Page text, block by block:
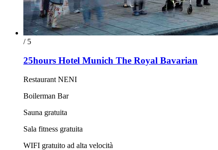
/ 5
25hours Hotel Munich The Royal Bavarian
Restaurant NENI
Boilerman Bar
Sauna gratuita
Sala fitness gratuita
WIFI gratuito ad alta velocità